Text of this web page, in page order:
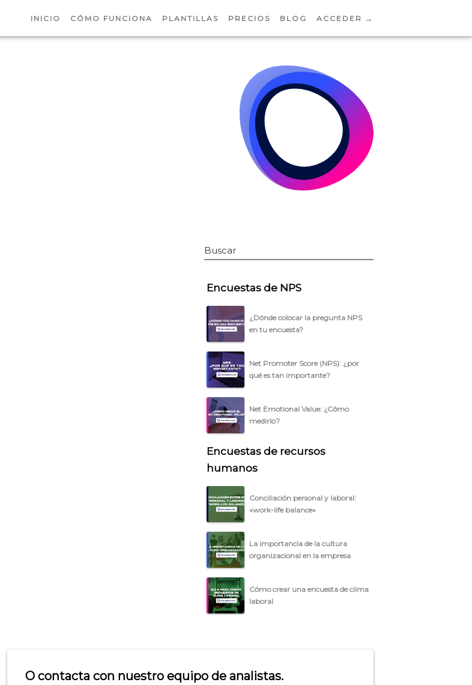
INICIO CÓMO FUNCIONA PLANTILLAS PRECIOS BLOG ACCEDER →
Buscar
Encuestas de NPS
¿Dónde colocar la pregunta NPS
en tu encuesta?
Net Promoter Score (NPS): ¿por
qué es tan importante?
Net Emotional Value: ¿Cómo
medirlo?
Encuestas de recursos
humanos
Conciliación personal y laboral:
«work-life balance»
La importancia de la cultura
organizacional en la empresa
Cómo crear una encuesta de clima
laboral
O contacta con nuestro equipo de analistas.